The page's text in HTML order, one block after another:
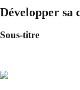
Développer sa
Sous-titre